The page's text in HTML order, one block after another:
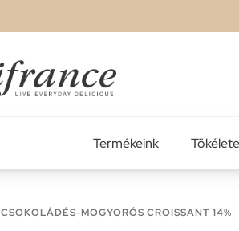
Termékeink
CSOKOLÁDÉS-MOGYORÓS CROISSANT 14%